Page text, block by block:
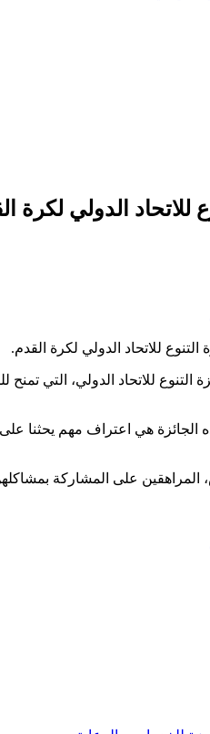
الدولي لكرة القدم
للاتحاد الدولي لكرة القدم.
للاتحاد الدولي، التي
هي اعتراف مهم يحثنا
المراهقين على المشاركة